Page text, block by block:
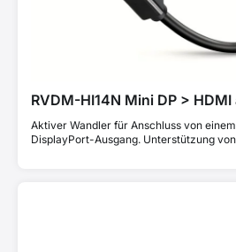
RVDM-HI14N Mini DP >
Aktiver Wandler für Anschluss von
DisplayPort-Ausgang. Unterstützung